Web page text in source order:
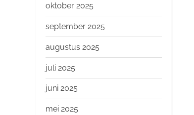
oktober 2025
september 2025
augustus 2025
juli 2025
juni 2025
mei 2025